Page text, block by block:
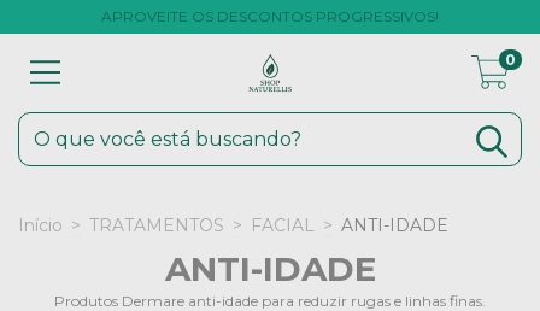
APROVEITE OS DESCONTOS PROGRESSIVOS!
0
Início > TRATAMENTOS > FACIAL > ANTI-IDADE
ANTI-IDADE
Produtos Dermare anti-idade para reduzir rugas e linhas finas.